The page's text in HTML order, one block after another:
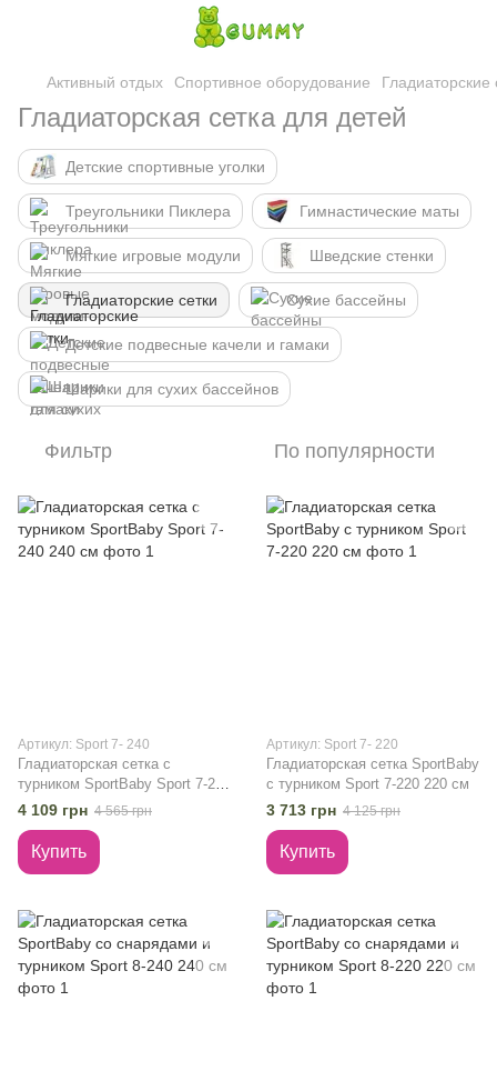
Активный отдых Спортивное оборудование Гладиаторские
Гладиаторская сетка для детей
Детские спортивные уголки
Треугольники Пиклера Гимнастические маты
Мягкие игровые модули Шведские стенки
Гладиаторские сетки Сухие бассейны
Детские подвесные качели и гамаки
Шарики для сухих бассейнов
Фильтр По популярности
Артикул: Sport 7- 240
Гладиаторская сетка c
турником SportBaby Sport 7-240
240 см
4 109 грн 4 565 грн
Купить
Артикул: Sport 7- 220
Гладиаторская сетка SportBaby
с турником Sport 7-220 220 см
3 713 грн 4 125 грн
Купить